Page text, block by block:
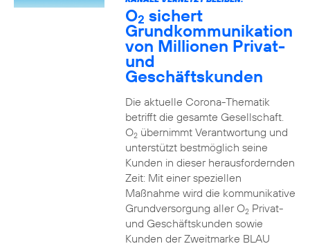
O2 sichert
Grundkommunikation
von Millionen Privat-
und
Geschäftskunden
Die aktuelle Corona-Thematik
betrifft die gesamte Gesellschaft.
O2übernimmt Verantwortung und
unterstützt bestmöglich seine
Kunden in dieser herausfordernden
Zeit: Mit einer speziellen
Maßnahme wird die kommunikative
Grundversorgung aller O2Privat-
und Geschäftskunden sowie
Kunden der Zweitmarke BLAU